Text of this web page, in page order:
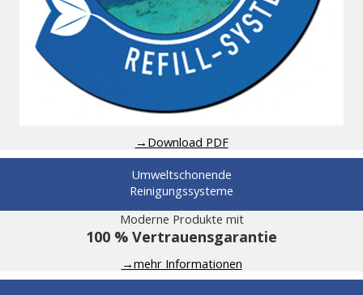
→Download PDF
Umweltschonende
Reinigungssysteme
Moderne Produkte mit
100 % Vertrauensgarantie
→mehr Informationen